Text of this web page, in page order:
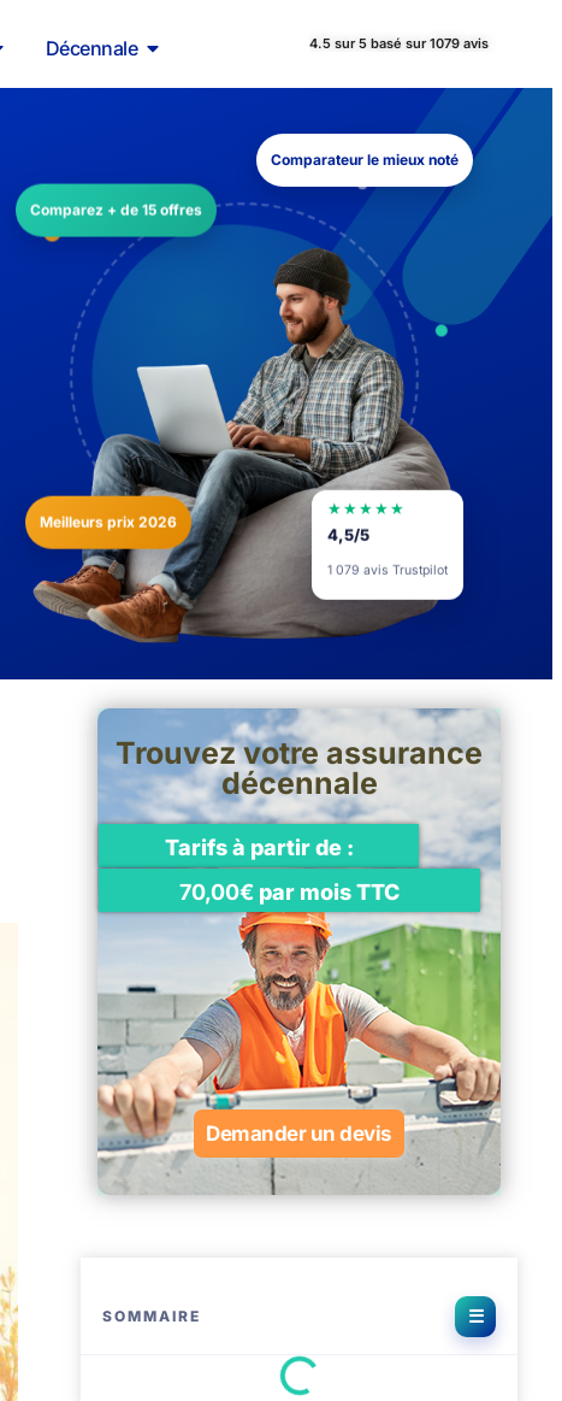
Décennale 4.5 sur 5 basé sur 1079 avis
Comparez + de 15 offres
Meilleurs prix 2026
Comparateur le mieux noté
★★★★★
4,5/5
1 079 avis Trustpilot
SOMMAIRE
Trouvez votre assurance
décennale
Tarifs à partir de :
70,00€ par mois TTC
Demander un devis